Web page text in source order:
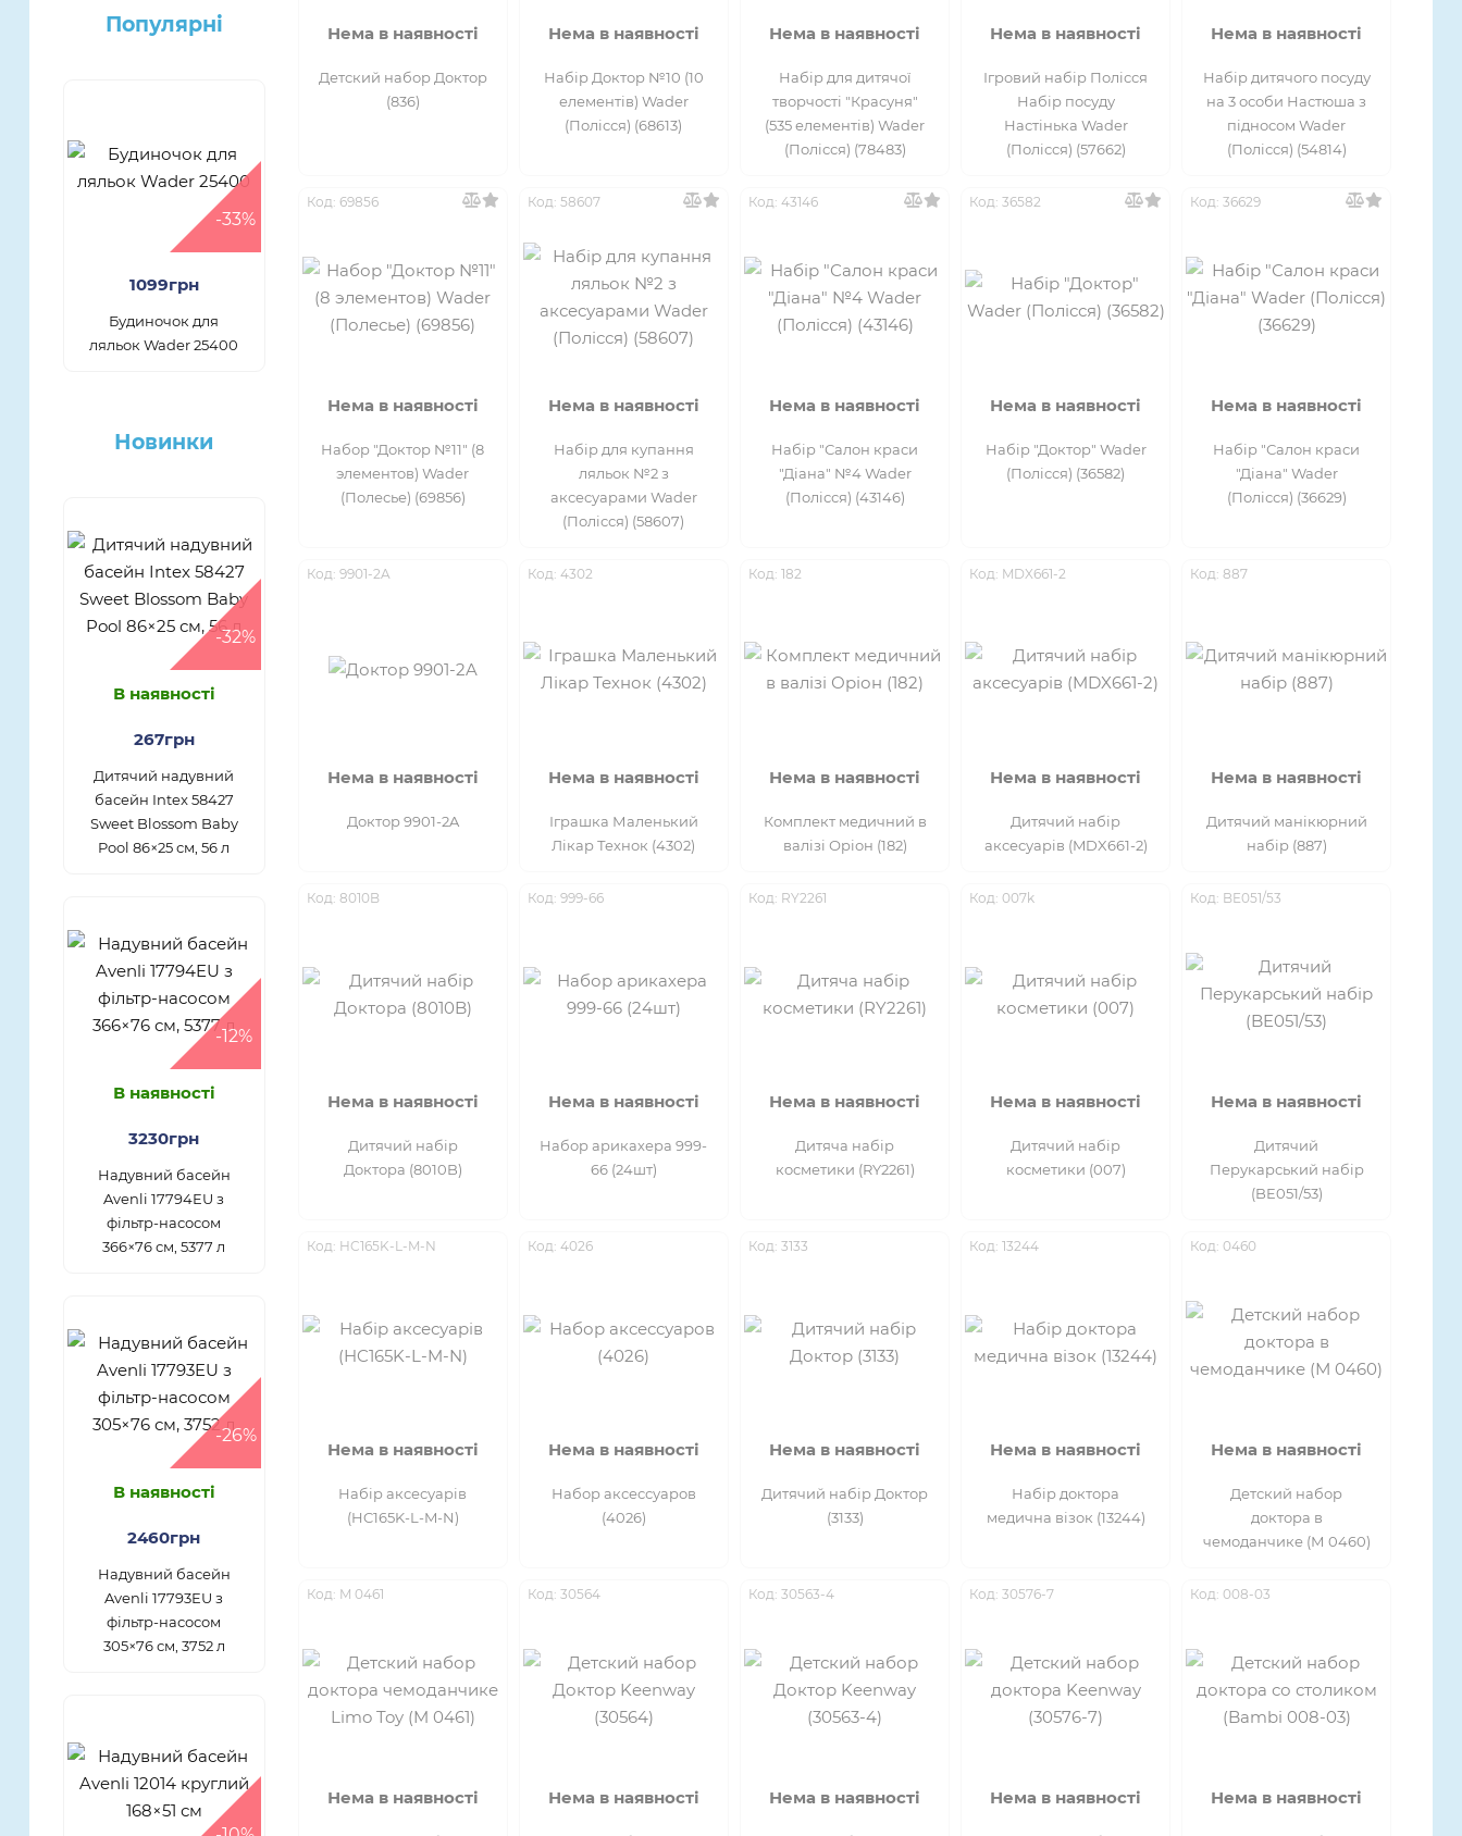
Популярнi
-33%
1099грн
Будиночок для
ляльок Wader 25400
Новинки
-32%
В наявності
267грн
Дитячий надувний
басейн Intex 58427
Sweet Blossom Baby
Pool 86×25 см, 56 л
-12%
В наявності
3230грн
Надувний басейн
Avenli 17794EU з
фільтр-насосом
366×76 см, 5377 л
-26%
В наявності
2460грн
Надувний басейн
Avenli 17793EU з
фільтр-насосом
305×76 см, 3752 л
Нема в наявності
Детский набор Доктор
(836)
Нема в наявності
Набір Доктор №10 (10
елементів) Wader
(Полісся) (68613)
Нема в наявності
Набір для дитячої
творчості "Красуня"
(535 елементів) Wader
(Полісся) (78483)
Нема в наявності
Ігровий набір Полісся
Набір посуду
Настінька Wader
(Полісся) (57662)
Нема в наявності
Набір дитячого посуду
на 3 особи Настюша з
підносом Wader
(Полісся) (54814)
Код: 69856
Нема в наявності
Набор "Доктор №11" (8
элементов) Wader
(Полесье) (69856)
Код: 58607
Нема в наявності
Набір для купання
ляльок №2 з
аксесуарами Wader
(Полісся) (58607)
Код: 43146
Нема в наявності
Набір "Салон краси
"Діана" №4 Wader
(Полісся) (43146)
Код: 36582
Нема в наявності
Набір "Доктор" Wader
(Полісся) (36582)
Код: 36629
Нема в наявності
Набір "Салон краси
"Діана" Wader
(Полісся) (36629)
Код: 9901-2A
Нема в наявності
Доктор 9901-2A
Код: 4302
Нема в наявності
Іграшка Маленький
Лікар Технок (4302)
Код: 182
Нема в наявності
Комплект медичний в
валізі Оріон (182)
Код: MDX661-2
Нема в наявності
Дитячий набір
аксесуарів (MDX661-2)
Код: 887
Нема в наявності
Дитячий манікюрний
набір (887)
Код: 8010B
Нема в наявності
Дитячий набір
Доктора (8010B)
Код: 999-66
Нема в наявності
Набор арикахера 999-
66 (24шт)
Код: RY2261
Нема в наявності
Дитяча набір
косметики (RY2261)
Код: 007k
Нема в наявності
Дитячий набір
косметики (007)
Код: BE051/53
Нема в наявності
Дитячий
Перукарський набір
(BE051/53)
Код: HC165K-L-M-N
Нема в наявності
Набір аксесуарів
(HC165K-L-M-N)
Код: 4026
Нема в наявності
Набор аксессуаров
(4026)
Код: 3133
Нема в наявності
Дитячий набір Доктор
(3133)
Код: 13244
Нема в наявності
Набір доктора
медична візок (13244)
Код: 0460
Нема в наявності
Детский набор
доктора в
чемоданчике (М 0460)
Код: M 0461
Нема в наявності
Код: 30564
Нема в наявності
Код: 30563-4
Нема в наявності
Код: 30576-7
Нема в наявності
Код: 008-03
Нема в наявності